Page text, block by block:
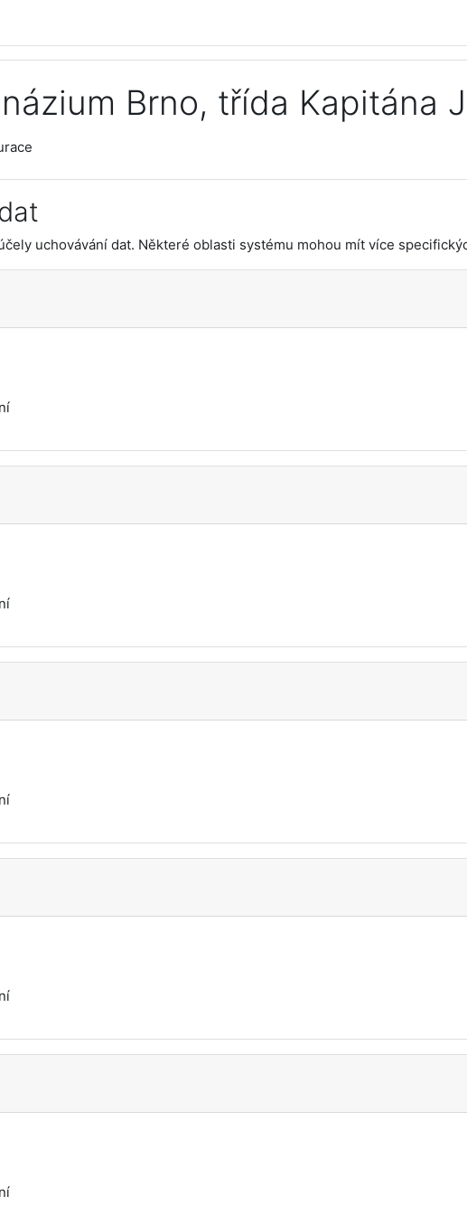
Brno, třída Kapitána
uchovávání dat. Některé oblasti systému mohou mít více